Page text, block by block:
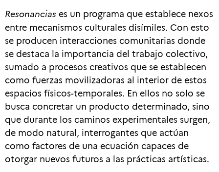
Resonancias es un programa que establece nexos
entre mecanismos culturales disímiles. Con esto
se producen interacciones comunitarias donde
se destaca la importancia del trabajo colectivo,
sumado a procesos creativos que se establecen
como fuerzas movilizadoras al interior de estos
espacios físicos-temporales. En ellos no solo se
busca concretar un producto determinado, sino
que durante los caminos experimentales surgen,
de modo natural, interrogantes que actúan
como factores de una ecuación capaces de
otorgar nuevos futuros a las prácticas artísticas.